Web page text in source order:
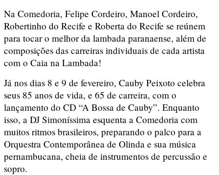
Na Comedoria, Felipe Cordeiro, Manoel Cordeiro,
Robertinho do Recife e Roberta do Recife se reúnem
para tocar o melhor da lambada paranaense, além de
composições das carreiras individuais de cada artista
com o Caia na Lambada!
Já nos dias 8 e 9 de fevereiro, Cauby Peixoto celebra
seus 85 anos de vida, e 65 de carreira, com o
lançamento do CD “A Bossa de Cauby”. Enquanto
isso, a DJ Simoníssima esquenta a Comedoria com
muitos ritmos brasileiros, preparando o palco para a
Orquestra Contemporânea de Olinda e sua música
pernambucana, cheia de instrumentos de percussão e
sopro.